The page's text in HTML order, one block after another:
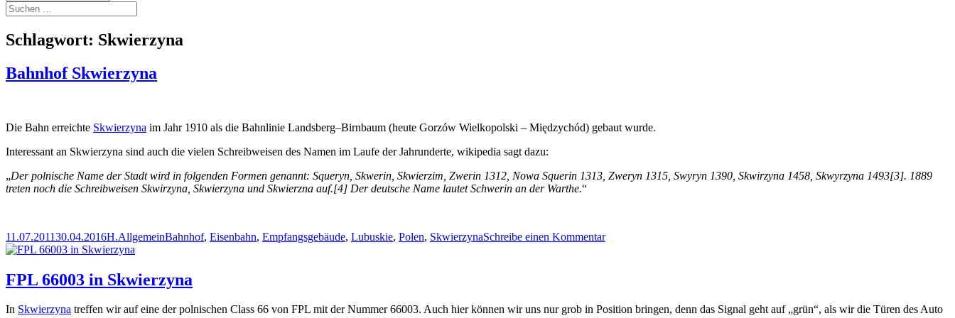
Suchen
nach:
Schlagwort: Skwierzyna
Bahnhof Skwierzyna
Die Bahn erreichte Skwierzyna im Jahr 1910 als die Bahnlinie Landsberg–Birnbaum (heute Gorzów Wielkopolski – Międzychód) gebaut wurde.
Interessant an Skwierzyna sind auch die vielen Schreibweisen des Namen im Laufe der Jahrunderte, wikipedia sagt dazu:
„Der polnische Name der Stadt wird in folgenden Formen genannt: Squeryn, Skwerin, Skwierzim, Zwerin 1312, Nowa Squerin 1313, Zweryn 1315, Swyryn 1390, Skwirzyna 1458, Skwyrzyna 1493[3]. 1889
treten noch die Schreibweisen Skwirzyna, Skwierzyna und Skwierzna auf.[4] Der deutsche Name lautet Schwerin an der Warthe.“
Veröffentlicht
am
11.07.201130.04.2016Autor
H.Kategorien
AllgemeinSchlagwörter
Bahnhof, Eisenbahn, Empfangsgebäude, Lubuskie, Polen, SkwierzynaSchreibe einen Kommentarzu
FPL 66003 in Skwierzyna
In Skwierzyna treffen wir auf eine der polnischen Class 66 von FPL mit der Nummer 66003. Auch hier können wir uns nur grob in Position bringen, denn das Signal geht auf „grün“, als wir die Türen des Auto